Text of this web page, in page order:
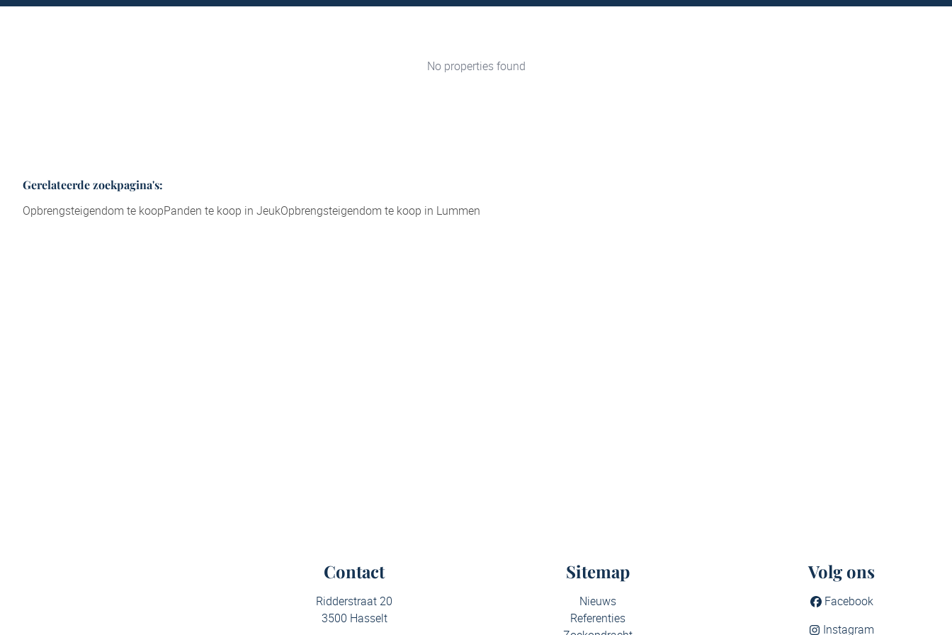
No properties found
Gerelateerde zoekpagina's:
Opbrengsteigendom te koopPanden te koop in JeukOpbrengsteigendom te koop in Lummen
Contact
Ridderstraat 20
3500 Hasselt
Sitemap
Nieuws
Referenties
Volg ons
Facebook
Instagram